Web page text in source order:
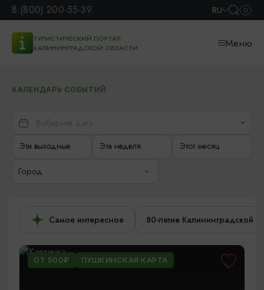
8 (800) 200-55-39 RU
ТУРИСТИЧЕСКИЙ ПОРТАЛ
КАЛИНИНГРАДСКОЙ ОБЛАСТИ
Меню
КАЛЕНДАРЬ СОБЫТИЙ
Эти выходные Эта неделя Этот месяц
Город
Самое интересное 80-летие Калининградской
ОТ 500₽ ПУШКИНСКАЯ КАРТА